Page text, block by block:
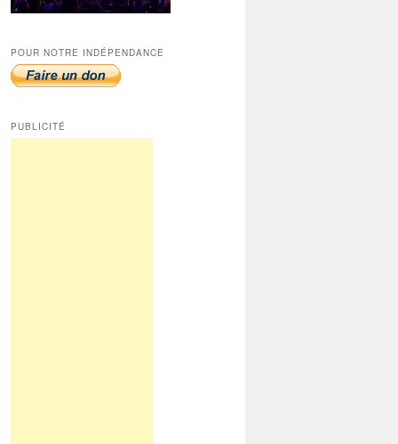
POUR NOTRE INDÉPENDANCE
PUBLICITÉ